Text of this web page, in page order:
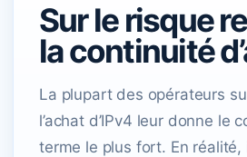
Sur le risque
la continuité
La plupart des opérateurs
l’achat d’IPv4 leur donne le
terme le plus fort. En réalité,